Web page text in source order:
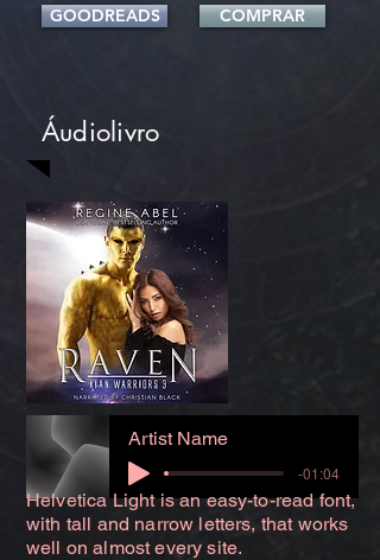
GOODREADS COMPRAR
Áudiolivro
Artist Name
-01:04
Helvetica Light is an easy-to-read font,
with tall and narrow letters, that works
well on almost every site.